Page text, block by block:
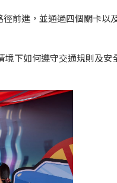
前進，並通過四個關卡以
下如何遵守交通規則及